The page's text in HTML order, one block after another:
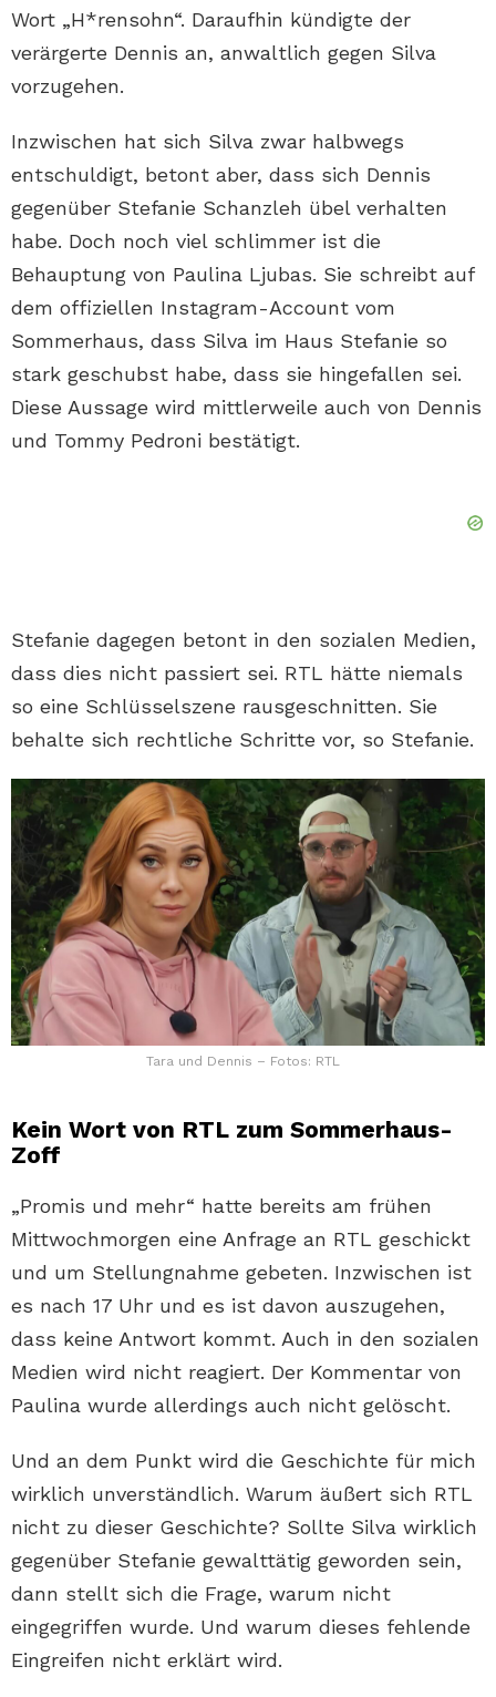
Wort „H*rensohn“. Daraufhin kündigte der
verärgerte Dennis an, anwaltlich gegen Silva
vorzugehen.
Inzwischen hat sich Silva zwar halbwegs
entschuldigt, betont aber, dass sich Dennis
gegenüber Stefanie Schanzleh übel verhalten
habe. Doch noch viel schlimmer ist die
Behauptung von Paulina Ljubas. Sie schreibt auf
dem offiziellen Instagram-Account vom
Sommerhaus, dass Silva im Haus Stefanie so
stark geschubst habe, dass sie hingefallen sei.
Diese Aussage wird mittlerweile auch von Dennis
und Tommy Pedroni bestätigt.
Stefanie dagegen betont in den sozialen Medien,
dass dies nicht passiert sei. RTL hätte niemals
so eine Schlüsselszene rausgeschnitten. Sie
behalte sich rechtliche Schritte vor, so Stefanie.
Tara und Dennis – Fotos: RTL
Kein Wort von RTL zum Sommerhaus-
Zoff
„Promis und mehr“ hatte bereits am frühen
Mittwochmorgen eine Anfrage an RTL geschickt
und um Stellungnahme gebeten. Inzwischen ist
es nach 17 Uhr und es ist davon auszugehen,
dass keine Antwort kommt. Auch in den sozialen
Medien wird nicht reagiert. Der Kommentar von
Paulina wurde allerdings auch nicht gelöscht.
Und an dem Punkt wird die Geschichte für mich
wirklich unverständlich. Warum äußert sich RTL
nicht zu dieser Geschichte? Sollte Silva wirklich
gegenüber Stefanie gewalttätig geworden sein,
dann stellt sich die Frage, warum nicht
eingegriffen wurde. Und warum dieses fehlende
Eingreifen nicht erklärt wird.